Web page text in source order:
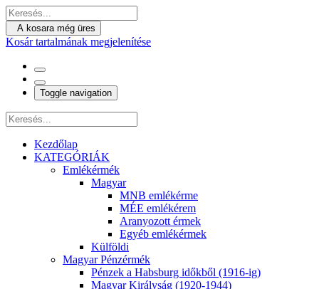
A kosara még üres
Kosár tartalmának megjelenítése
Toggle navigation
Kezdőlap
KATEGÓRIÁK
Emlékérmék
Magyar
MNB emlékérme
MÉE emlékérem
Aranyozott érmek
Egyéb emlékérmek
Külföldi
Magyar Pénzérmék
Pénzek a Habsburg időkből (1916-ig)
Magyar Királyság (1920-1944)